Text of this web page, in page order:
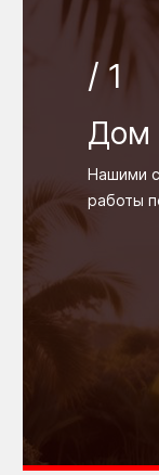
/ 1
Дом
Нашими
работы